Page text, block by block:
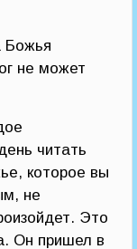
Божья
не может
читать
которое вы
не
Это
Он пришел в